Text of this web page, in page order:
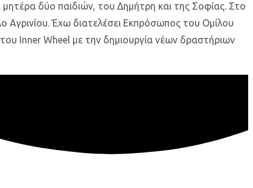
δύο παιδιών, του Δημήτρη και της Σοφίας. Στο
Αγρινίου. Έχω διατελέσει Εκπρόσωπος του Ομίλου
Inner Wheel με την δημιουργία νέων δραστήριων